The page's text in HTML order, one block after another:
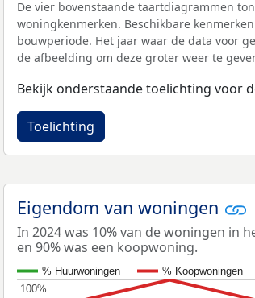
De vier bovenstaande taartdiagrammen
woningkenmerken. Beschikbare
bouwperiode. Het jaar waar de data voor
de afbeelding om deze groter weer te
Bekijk onderstaande toelichting voor
Toelichting
Eigendom van woningen
In 2024 was 10% van de woningen in
en 90% was een koopwoning.
% Huurwoningen
% Koopwoningen
100%
100%